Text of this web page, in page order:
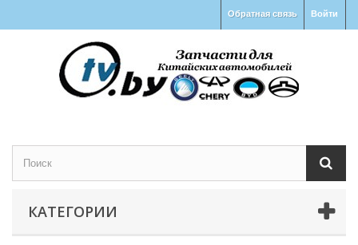
Войти
Обратная связь
КАТЕГОРИИ